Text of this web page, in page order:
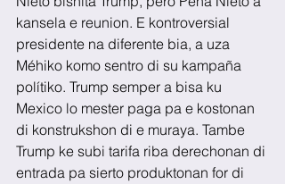
kansela e reunion. E kontroversial
presidente na diferente bia, a uza
Méhiko komo sentro di su kampaña
polítiko. Trump semper a bisa ku
Mexico lo mester paga pa e kostonan
di konstrukshon di e muraya. Tambe
Trump ke subi tarifa riba derechonan di
entrada pa sierto produktonan for di